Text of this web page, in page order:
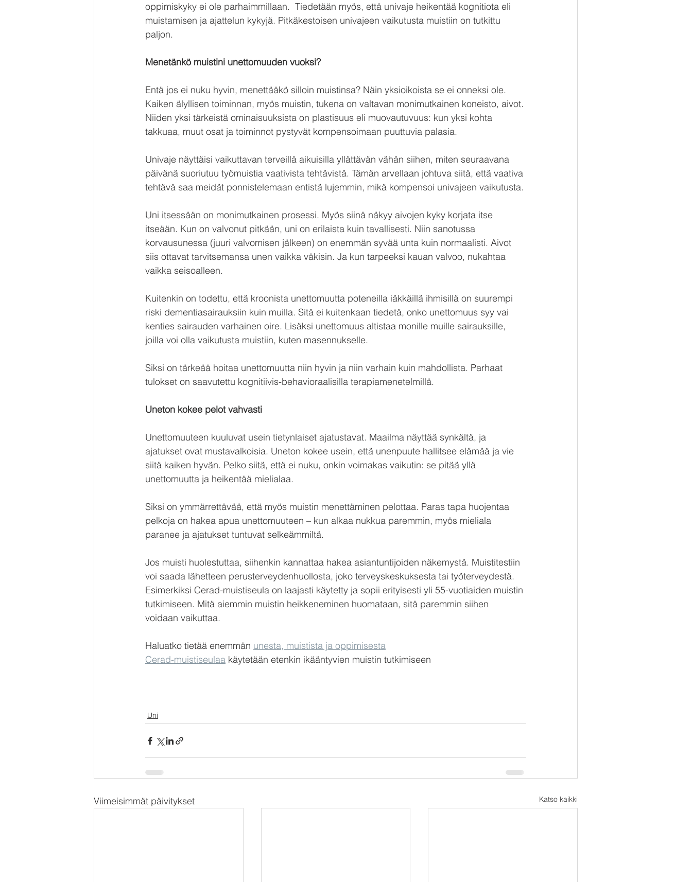
oppimiskyky ei ole parhaimmillaan.  Tiedetään myös, että univaje heikentää kognitiota eli
muistamisen ja ajattelun kykyjä. Pitkäkestoisen univajeen vaikutusta muistiin on tutkittu
paljon.
Menetänkö muistini unettomuuden vuoksi?
Entä jos ei nuku hyvin, menettääkö silloin muistinsa? Näin yksioikoista se ei onneksi ole.
Kaiken älyllisen toiminnan, myös muistin, tukena on valtavan monimutkainen koneisto, aivot.
Niiden yksi tärkeistä ominaisuuksista on plastisuus eli muovautuvuus: kun yksi kohta
takkuaa, muut osat ja toiminnot pystyvät kompensoimaan puuttuvia palasia.
Univaje näyttäisi vaikuttavan terveillä aikuisilla yllättävän vähän siihen, miten seuraavana
päivänä suoriutuu työmuistia vaativista tehtävistä. Tämän arvellaan johtuva siitä, että vaativa
tehtävä saa meidät ponnistelemaan entistä lujemmin, mikä kompensoi univajeen vaikutusta.
Uni itsessään on monimutkainen prosessi. Myös siinä näkyy aivojen kyky korjata itse
itseään. Kun on valvonut pitkään, uni on erilaista kuin tavallisesti. Niin sanotussa
korvausunessa (juuri valvomisen jälkeen) on enemmän syvää unta kuin normaalisti. Aivot
siis ottavat tarvitsemansa unen vaikka väkisin. Ja kun tarpeeksi kauan valvoo, nukahtaa
vaikka seisoalleen.
Kuitenkin on todettu, että kroonista unettomuutta poteneilla iäkkäillä ihmisillä on suurempi
riski dementiasairauksiin kuin muilla. Sitä ei kuitenkaan tiedetä, onko unettomuus syy vai
kenties sairauden varhainen oire. Lisäksi unettomuus altistaa monille muille sairauksille,
joilla voi olla vaikutusta muistiin, kuten masennukselle.
Siksi on tärkeää hoitaa unettomuutta niin hyvin ja niin varhain kuin mahdollista. Parhaat
tulokset on saavutettu kognitiivis-behavioraalisilla terapiamenetelmillä.
Uneton kokee pelot vahvasti
Unettomuuteen kuuluvat usein tietynlaiset ajatustavat. Maailma näyttää synkältä, ja
ajatukset ovat mustavalkoisia. Uneton kokee usein, että unenpuute hallitsee elämää ja vie
siitä kaiken hyvän. Pelko siitä, että ei nuku, onkin voimakas vaikutin: se pitää yllä
unettomuutta ja heikentää mielialaa.
Siksi on ymmärrettävää, että myös muistin menettäminen pelottaa. Paras tapa huojentaa
pelkoja on hakea apua unettomuuteen – kun alkaa nukkua paremmin, myös mieliala
paranee ja ajatukset tuntuvat selkeämmiltä.
Jos muisti huolestuttaa, siihenkin kannattaa hakea asiantuntijoiden näkemystä. Muistitestiin
voi saada lähetteen perusterveydenhuollosta, joko terveyskeskuksesta tai työterveydestä.
Esimerkiksi Cerad-muistiseula on laajasti käytetty ja sopii erityisesti yli 55-vuotiaiden muistin
tutkimiseen. Mitä aiemmin muistin heikkeneminen huomataan, sitä paremmin siihen
voidaan vaikuttaa.
Haluatko tietää enemmän unesta, muistista ja oppimisesta
Cerad-muistiseulaa käytetään etenkin ikääntyvien muistin tutkimiseen
Uni
Viimeisimmät päivitykset Katso kaikki